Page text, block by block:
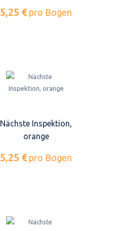
5,25 € pro Bogen
Nächste Inspektion,
orange
5,25 € pro Bogen